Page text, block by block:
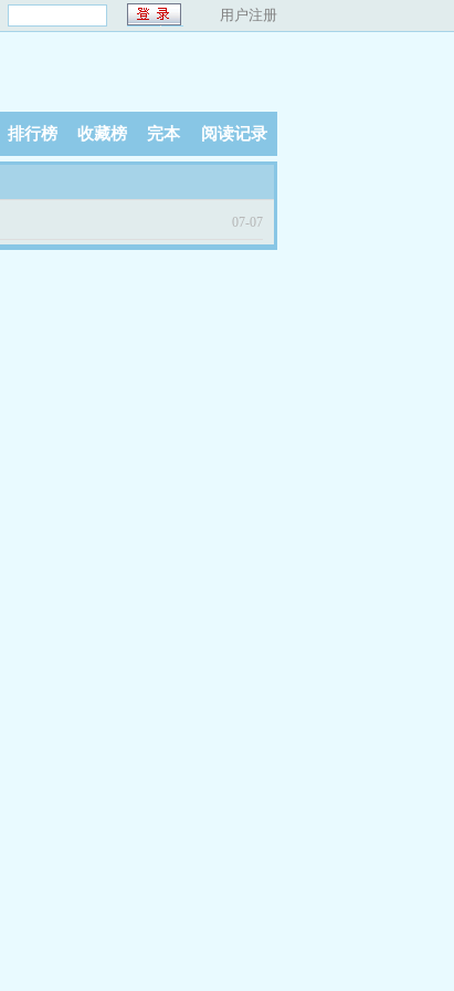
用户注册
排行榜 收藏榜 完本 阅读记录
07-07